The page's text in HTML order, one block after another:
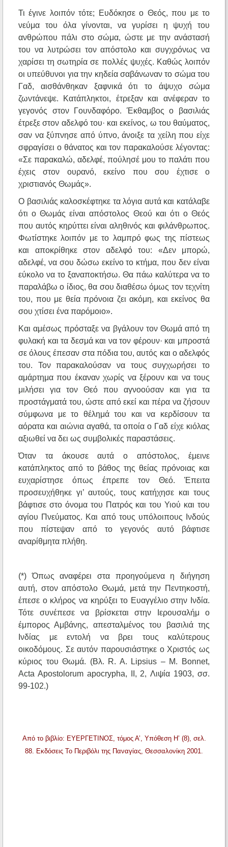
Τι έγινε λοιπόν τότε; Ευδόκησε ο Θεός, που με το
νεύμα του όλα γίνονται, να γυρίσει η ψυχή του
ανθρώπου πάλι στο σώμα, ώστε με την ανάστασή
του να λυτρώσει τον απόστολο και συγχρόνως να
χαρίσει τη σωτηρία σε πολλές ψυχές. Καθώς λοιπόν
οι υπεύθυνοι για την κηδεία σαβάνωναν το σώμα του
Γαδ, αισθάνθηκαν ξαφνικά ότι το άψυχο σώμα
ζωντάνεψε. Κατάπληκτοι, έτρεξαν και ανέφεραν το
γεγονός στον Γουνδαφόρο. Έκθαμβος ο βασιλιάς
έτρεξε στον αδελφό του· και εκείνος, ω του θαύματος,
σαν να ξύπνησε από ύπνο, άνοιξε τα χείλη που είχε
σφραγίσει ο θάνατος και τον παρακαλούσε λέγοντας:
«Σε παρακαλώ, αδελφέ, πούλησέ μου το παλάτι που
έχεις στον ουρανό, εκείνο που σου έχτισε ο
χριστιανός Θωμάς».
Ο βασιλιάς καλοσκέφτηκε τα λόγια αυτά και κατάλαβε
ότι ο Θωμάς είναι απόστολος Θεού και ότι ο Θεός
που αυτός κηρύττει είναι αληθινός και φιλάνθρωπος.
Φωτίστηκε λοιπόν με το λαμπρό φως της πίστεως
και αποκρίθηκε στον αδελφό του: «Δεν μπορώ,
αδελφέ, να σου δώσω εκείνο το κτήμα, που δεν είναι
εύκολο να το ξαναποκτήσω. Θα πάω καλύτερα να το
παραλάβω ο ίδιος, θα σου διαθέσω όμως τον τεχνίτη
του, που με θεία πρόνοια ζει ακόμη, και εκείνος θα
σου χτίσει ένα παρόμοιο».
Και αμέσως πρόσταξε να βγάλουν τον Θωμά από τη
φυλακή και τα δεσμά και να τον φέρουν· και μπροστά
σε όλους έπεσαν στα πόδια του, αυτός και ο αδελφός
του. Τον παρακαλούσαν να τους συγχωρήσει το
αμάρτημα που έκαναν χωρίς να ξέρουν και να τους
μιλήσει για τον Θεό που αγνοούσαν και για τα
προστάγματά του, ώστε από εκεί και πέρα να ζήσουν
σύμφωνα με το θέλημά του και να κερδίσουν τα
αόρατα και αιώνια αγαθά, τα οποία ο Γαδ είχε κιόλας
αξιωθεί να δει ως συμβολικές παραστάσεις.
Όταν τα άκουσε αυτά ο απόστολος, έμεινε
κατάπληκτος από το βάθος της θείας πρόνοιας και
ευχαρίστησε όπως έπρεπε τον Θεό. Έπειτα
προσευχήθηκε γι’ αυτούς, τους κατήχησε και τους
βάφτισε στο όνομα του Πατρός και του Υιού και του
αγίου Πνεύματος. Και από τους υπόλοιπους Ινδούς
που πίστεψαν από το γεγονός αυτό βάφτισε
αναρίθμητα πλήθη.
(*) Όπως αναφέρει στα προηγούμενα η διήγηση
αυτή, στον απόστολο Θωμά, μετά την Πεντηκοστή,
έπεσε ο κλήρος να κηρύξει το Ευαγγέλιο στην Ινδία.
Τότε συνέπεσε να βρίσκεται στην Ιερουσαλήμ ο
έμπορος Αμβάνης, απεσταλμένος του βασιλιά της
Ινδίας με εντολή να βρει τους καλύτερους
οικοδόμους. Σε αυτόν παρουσιάστηκε ο Χριστός ως
κύριος του Θωμά. (Βλ. R. A. Lipsius – M. Bonnet,
Acta Apostolorum apocrypha, II, 2, Λιψία 1903, σσ.
99-102.)
Από το βιβλίο: ΕΥΕΡΓΕΤΙΝΟΣ, τόμος Α’, Υπόθεση Η’ (8), σελ.
88. Εκδόσεις Το Περιβόλι της Παναγίας, Θεσσαλονίκη 2001.